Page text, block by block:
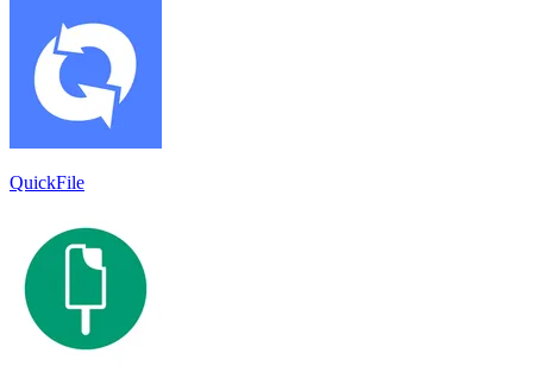
QuickFile